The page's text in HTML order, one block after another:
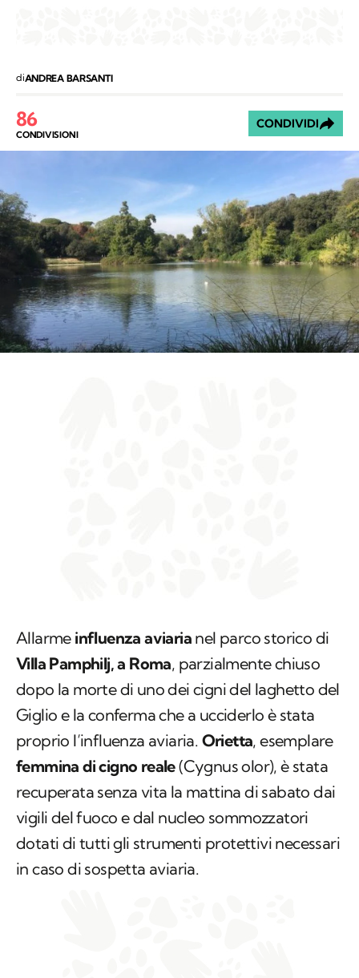
Giglio e la conferma che a ucciderlo è stata
proprio l’influenza aviaria.Orietta , esemplare
femmina di cigno reale(Cygnus olor), è stata
recuperata senza vita la mattina di sabato dai
vigili del fuoco e dal nucleo sommozzatori
dotati di tutti gli strumenti protettivi necessari
in caso di sospetta aviaria.